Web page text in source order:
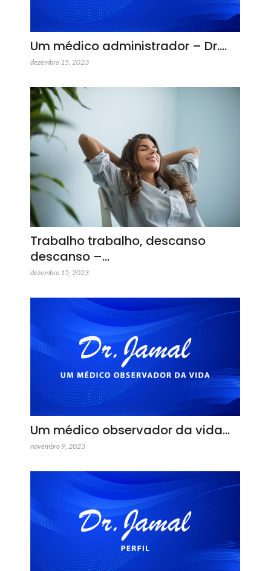
Um médico administrador – Dr.…
dezembro 15, 2023
Trabalho trabalho, descanso
descanso –…
dezembro 15, 2023
Um médico observador da vida…
novembro 9, 2023